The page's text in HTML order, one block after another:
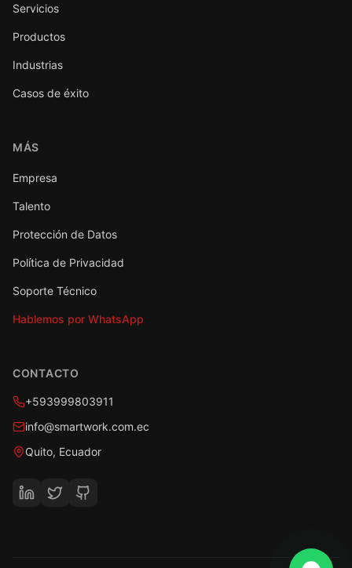
Servicios
Productos
Industrias
Casos de éxito
MÁS
Empresa
Talento
Protección de Datos
Política de Privacidad
Soporte Técnico
Hablemos por WhatsApp
CONTACTO
+593999803911
info@smartwork.com.ec
Quito, Ecuador